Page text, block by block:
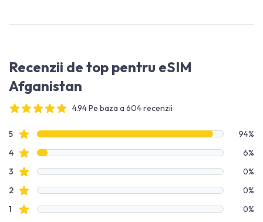
Recenzii de top pentru eSIM
Afganistan
4.94 Pe baza a 604 recenzii
Date recenzie
5recenzii cu stele
94%
4recenzii cu stele
6%
3 recenzii cu stele
0%
2recenzii cu stele
0%
1 recenzii cu stele 0%